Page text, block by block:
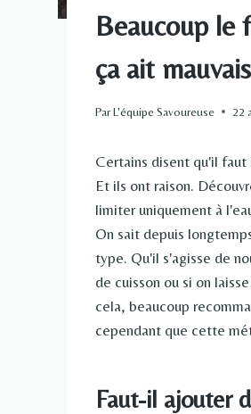
Beaucoup le
ça ait
ParL'équipe Savoureuse 22
Certains disent qu'il faut
Et ils ont raison.
limiter uniquement à
On sait depuis
type. Qu'il s'agisse de
de cuisson ou si on
cela, beaucoup
cependant que cette
Faut-il ajouter